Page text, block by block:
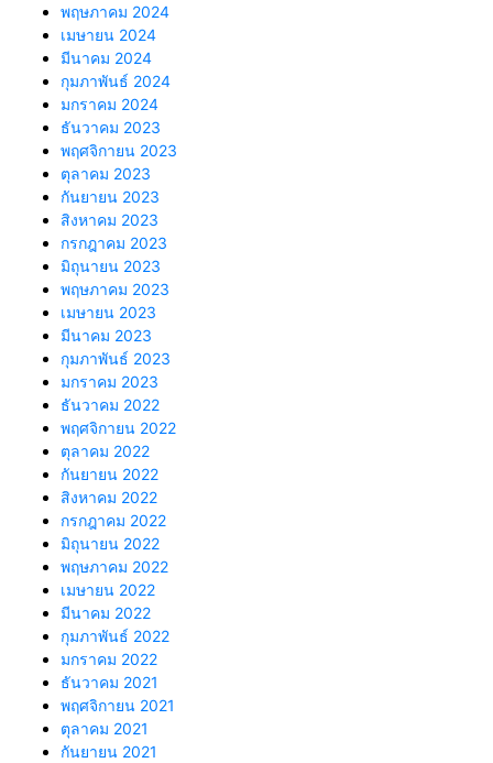
พฤษภาคม 2024
เมษายน 2024
มีนาคม 2024
กุมภาพันธ์ 2024
มกราคม 2024
ธันวาคม 2023
พฤศจิกายน 2023
ตุลาคม 2023
กันยายน 2023
สิงหาคม 2023
กรกฎาคม 2023
มิถุนายน 2023
พฤษภาคม 2023
เมษายน 2023
มีนาคม 2023
กุมภาพันธ์ 2023
มกราคม 2023
ธันวาคม 2022
พฤศจิกายน 2022
ตุลาคม 2022
กันยายน 2022
สิงหาคม 2022
กรกฎาคม 2022
มิถุนายน 2022
พฤษภาคม 2022
เมษายน 2022
มีนาคม 2022
กุมภาพันธ์ 2022
มกราคม 2022
ธันวาคม 2021
พฤศจิกายน 2021
ตุลาคม 2021
กันยายน 2021